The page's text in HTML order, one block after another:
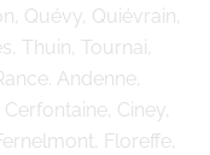
Quévy, Quiévrain,
Thuin, Tournai,
Andenne,
Ciney,
Floreffe,